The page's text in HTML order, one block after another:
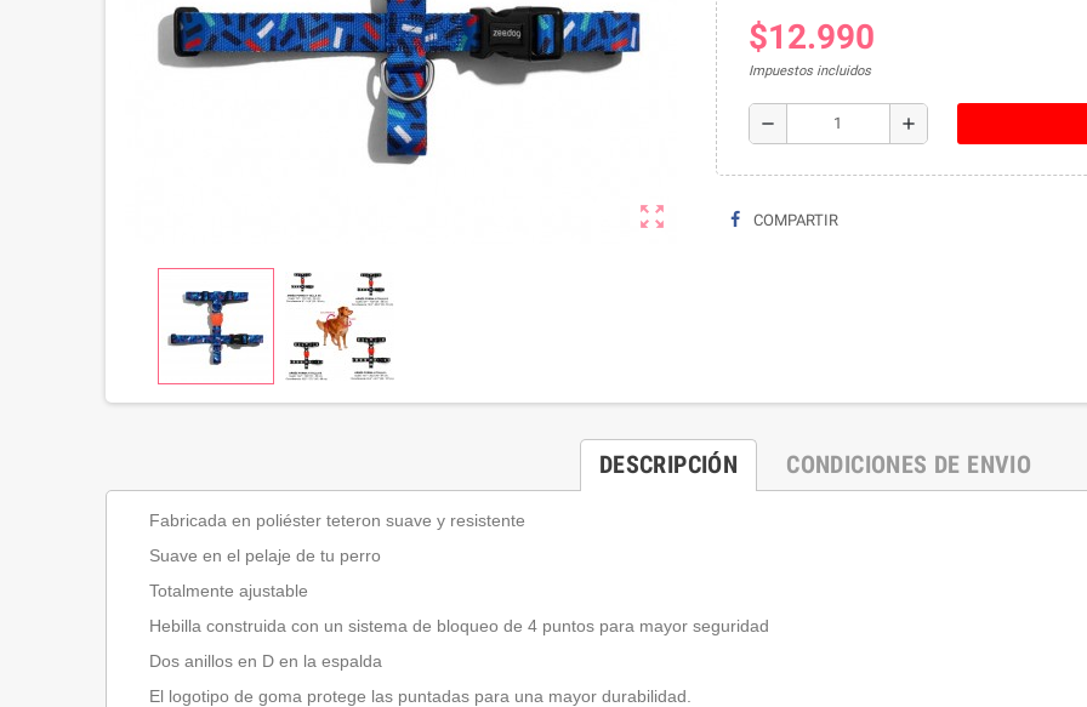
zoom_out_map
$12.990
Impuestos incluidos
remove add
COMPARTIR
DESCRIPCIÓN CONDICIONES DE ENVIO
Fabricada en poliéster teteron suave y resistente
Suave en el pelaje de tu perro
Totalmente ajustable
Hebilla construida con un sistema de bloqueo de 4 puntos para mayor seguridad
Dos anillos en D en la espalda
El logotipo de goma protege las puntadas para una mayor durabilidad.